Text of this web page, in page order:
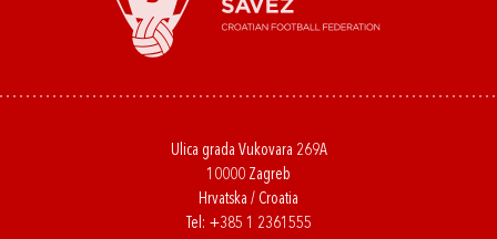
Ulica grada Vukovara 269A
10000 Zagreb
Hrvatska / Croatia
Tel: +385 1 2361555